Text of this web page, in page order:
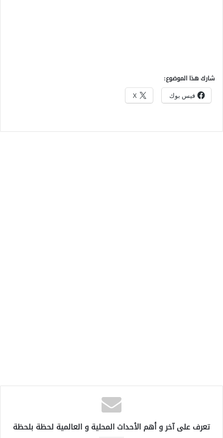
شارك هذا الموضوع:
فيس بوك X
تعرف على آخر و أهم الأحداث المحلية و العالمية لحظة بلحظة